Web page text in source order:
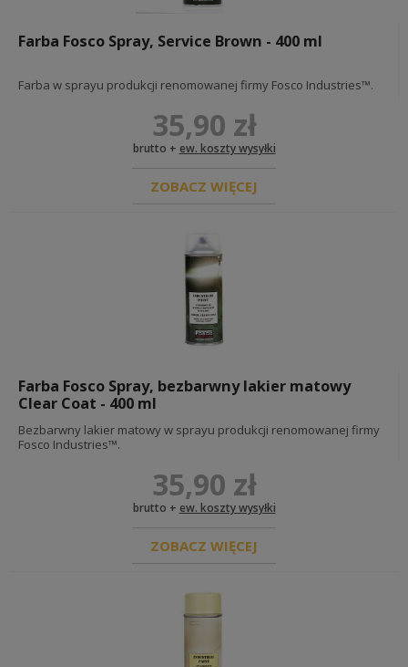
Farba Fosco Spray, Service Brown - 400 ml
Farba w sprayu produkcji renomowanej firmy Fosco Industries™.
35,90 zł
brutto + ew. koszty wysyłki
ZOBACZ WIĘCEJ
Farba Fosco Spray, bezbarwny lakier matowy
Clear Coat - 400 ml
Bezbarwny lakier matowy w sprayu produkcji renomowanej firmy
Fosco Industries™.
35,90 zł
brutto + ew. koszty wysyłki
ZOBACZ WIĘCEJ